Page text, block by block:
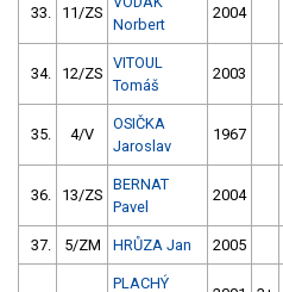
33. 11/ZS
Norbert
2004
34. 12/ZS
VITOUL
Tomáš
2003
35. 4/V
OSIČKA
Jaroslav
1967
36. 13/ZS
BERNAT
Pavel
2004
37. 5/ZM HRŮZA Jan 2005
PLACHÝ